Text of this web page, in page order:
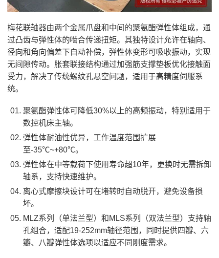
梅花联轴器由两个金属爪盘和中间的聚氨酯弹性体组成，通
过凸齿与弹性体的啮合传递扭矩。其独特设计允许在轴向、
径向和角向偏差下自动补偿，弹性体变形可吸收振动，实现
无间隙传动。胀套联接结构‌通过加强筋支撑垫板优化接触面
受力，解决了传统螺纹孔悬空问题，适用于高精度伺服系
统。
聚氨酯弹性体可降低30%以上的高频振动，特别适用于
数控机床主轴。
弹性体耐油性优异，工作温度范围扩展
至-35℃~+80℃。
弹性体在中等载荷下使用寿命超10年，更换时无需拆卸
轴系，支持快速维护。
离心式摩擦块设计可在堵转时自动脱开，避免设备损
坏。
MLZ系列（单法兰型）和MLS系列（双法兰型）支持轴
孔组合，适配19-252mm轴径范围，同时提供四瓣、六
瓣、八瓣弹性体选项以适应不同刚度需求。